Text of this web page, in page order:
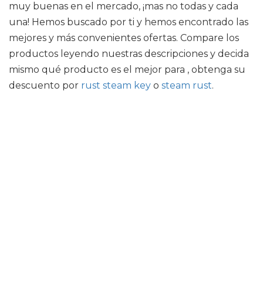
muy buenas en el mercado, ¡mas no todas y cada
una! Hemos buscado por ti y hemos encontrado las
mejores y más convenientes ofertas. Compare los
productos leyendo nuestras descripciones y decida
mismo qué producto es el mejor para , obtenga su
descuento por rust steam key o steam rust.